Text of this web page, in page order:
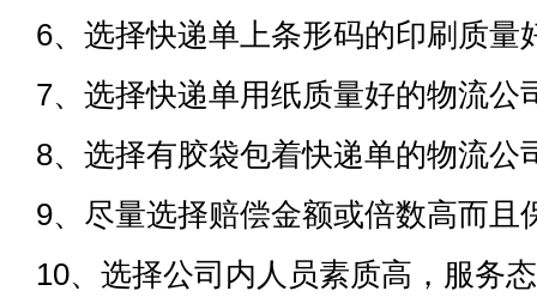
6、选择快递单上条形码的印刷质量
7、选择快递单用纸质量好的物流公
8、选择有胶袋包着快递单的物流公
9、尽量选择赔偿金额或倍数高而且
10、选择公司内人员素质高，服务